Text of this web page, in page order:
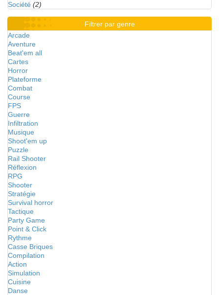
Société (2)
Filtrer par genre
Arcade
Aventure
Beat'em all
Cartes
Horror
Plateforme
Combat
Course
FPS
Guerre
Infiltration
Musique
Shoot'em up
Puzzle
Rail Shooter
Réflexion
RPG
Shooter
Stratégie
Survival horror
Tactique
Party Game
Point & Click
Rythme
Casse Briques
Compilation
Action
Simulation
Cuisine
Danse